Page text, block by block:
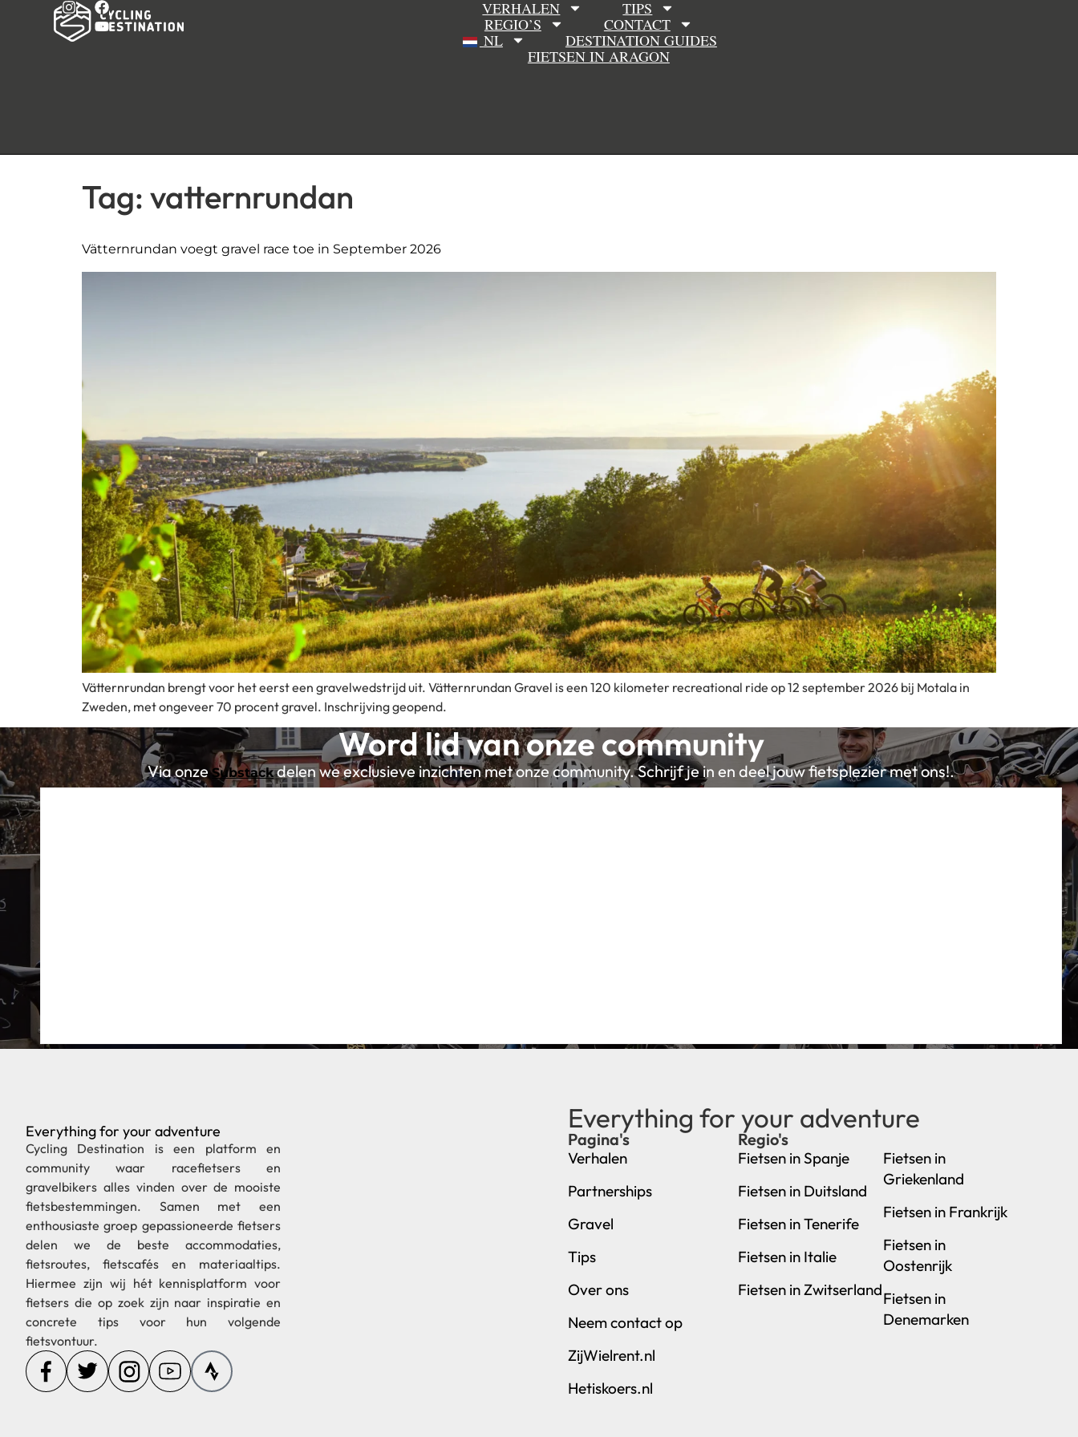
VERHALEN
TIPS
REGIO’S
CONTACT
NL
DESTINATION GUIDES
FIETSEN IN ARAGON
Tag: vatternrundan
Vätternrundan voegt gravel race toe in September 2026
Vätternrundan brengt voor het eerst een gravelwedstrijd uit. Vätternrundan Gravel is een 120 kilometer recreational ride op 12 september 2026 bij Motala in
Zweden, met ongeveer 70 procent gravel. Inschrijving geopend.
Word lid van onze community
Via onzeSubstackdelen we exclusieve inzichten met onze community. Schrijf je in en deel jouw fietsplezier met ons!.
Everything for your adventure
Cycling Destination is een platform en
community waar racefietsers en
gravelbikers alles vinden over de mooiste
fietsbestemmingen. Samen met een
enthousiaste groep gepassioneerde fietsers
delen we de beste accommodaties,
fietsroutes, fietscafés en materiaaltips.
Hiermee zijn wij hét kennisplatform voor
fietsers die op zoek zijn naar inspiratie en
concrete tips voor hun volgende
fietsvontuur.
Everything for your adventure
Pagina's
Verhalen
Partnerships
Gravel
Tips
Over ons
Neem contact op
ZijWielrent.nl
Hetiskoers.nl
Regio's
Fietsen in Spanje
Fietsen in Duitsland
Fietsen in Tenerife
Fietsen in Italie
Fietsen in Zwitserland
Fietsen in
Griekenland
Fietsen in Frankrijk
Fietsen in
Oostenrijk
Fietsen in
Denemarken